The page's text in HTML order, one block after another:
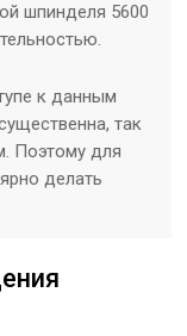
шпинделя 5600
к данным
так
Поэтому для
делать